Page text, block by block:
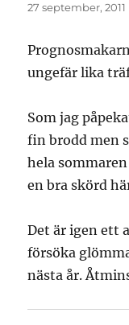
27 september, 2011
ungefär lika
Som jag
fin brodd men
hela
en bra skörd
Det är igen ett
försöka
nästa år.